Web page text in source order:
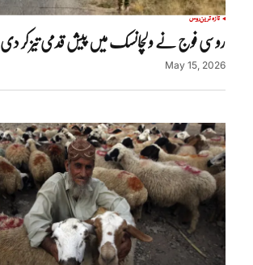
تازہ ترینروس
روسی فوج نے ولچانسک میں پیش قدمی تیز کر دی
May 15, 2026